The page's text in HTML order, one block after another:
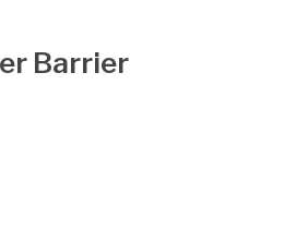
Barrier